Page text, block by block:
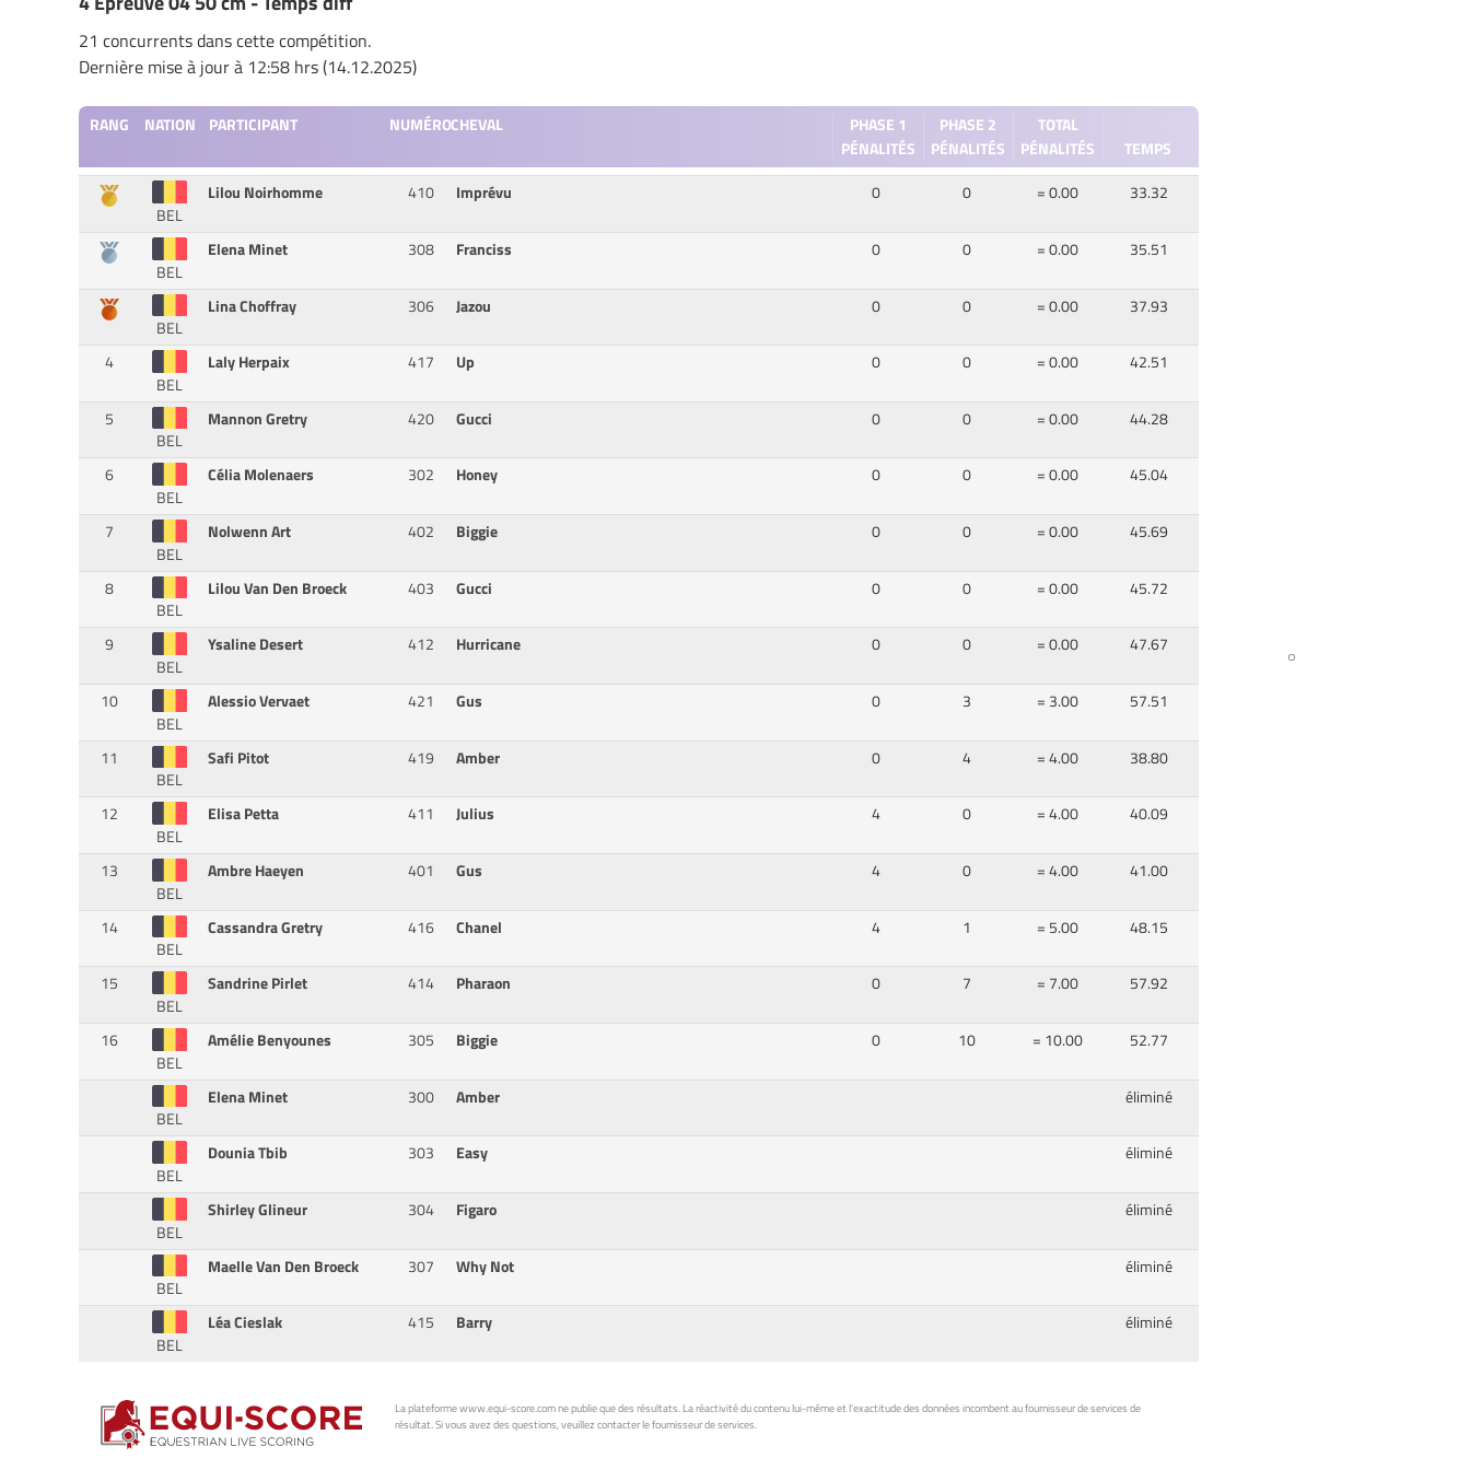
21 concurrents dans cette compétition.
Dernière mise à jour à 12:58 hrs (14.12.2025)
RANG NATION PARTICIPANT NUMÉROCHEVAL
PHASE 1
PÉNALITÉS
PHASE 2
PÉNALITÉS
TOTAL
PÉNALITÉS
TEMPS
BEL
Lilou Noirhomme 410 Imprévu 0 0 = 0.00 33.32
BEL
Elena Minet 308 Franciss 0 0 = 0.00 35.51
BEL
Lina Choffray 306 Jazou 0 0 = 0.00 37.93
4
BEL
Laly Herpaix 417 Up 0 0 = 0.00 42.51
5
BEL
Mannon Gretry 420 Gucci 0 0 = 0.00 44.28
6
BEL
Célia Molenaers 302 Honey 0 0 = 0.00 45.04
7
BEL
Nolwenn Art 402 Biggie 0 0 = 0.00 45.69
8
BEL
Lilou Van Den Broeck 403 Gucci 0 0 = 0.00 45.72
9
BEL
Ysaline Desert 412 Hurricane 0 0 = 0.00 47.67
10
BEL
Alessio Vervaet 421 Gus 0 3 = 3.00 57.51
11
BEL
Safi Pitot 419 Amber 0 4 = 4.00 38.80
12
BEL
Elisa Petta 411 Julius 4 0 = 4.00 40.09
13
BEL
Ambre Haeyen 401 Gus 4 0 = 4.00 41.00
14
BEL
Cassandra Gretry 416 Chanel 4 1 = 5.00 48.15
15
BEL
Sandrine Pirlet 414 Pharaon 0 7 = 7.00 57.92
16
BEL
Amélie Benyounes 305 Biggie 0 10 = 10.00 52.77
BEL
Elena Minet 300 Amber éliminé
BEL
Dounia Tbib 303 Easy éliminé
BEL
Shirley Glineur 304 Figaro éliminé
BEL
Maelle Van Den Broeck 307 Why Not éliminé
BEL
Léa Cieslak 415 Barry éliminé
La plateforme www.equi-score.com ne publie que des résultats. La réactivité du contenu lui-même et l'exactitude des données incombent au fournisseur de services de
résultat. Si vous avez des questions, veuillez contacter le fournisseur de services.